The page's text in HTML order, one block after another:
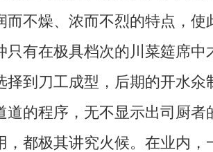
而不燥、浓而不烈的特点，使
只有在极具档次的川菜筵席中
择到刀工成型，后期的开水氽
道的程序，无不显示出司厨者
，都极其讲究火候。在业内，